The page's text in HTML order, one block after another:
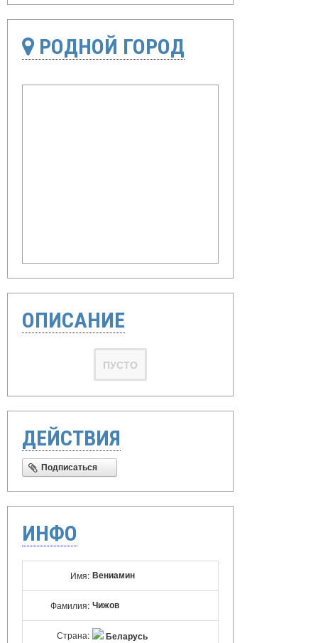
РОДНОЙ ГОРОД
ОПИСАНИЕ
ПУСТО
ДЕЙСТВИЯ
Подписаться
ИНФО
Имя: Вениамин
Фамилия: Чижов
Страна: Беларусь